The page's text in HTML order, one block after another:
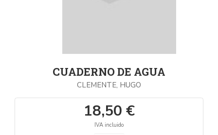
CUADERNO DE AGUA
CLEMENTE, HUGO
18,50 €
IVA incluido